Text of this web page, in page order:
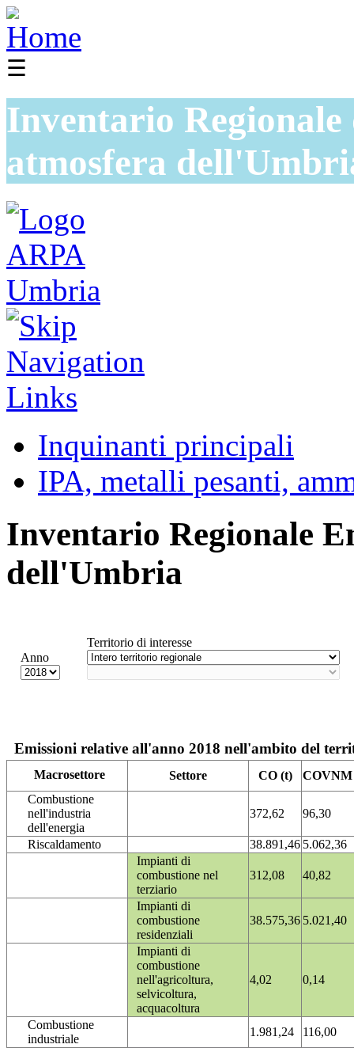
☰
Inventario
atmosfera
Inquinanti principali
IPA, metalli pesanti,
Inventario Regionale
dell'Umbria
Anno
Territorio di interesse
Emissioni relative all'anno 2018 nell'ambito del
Macrosettore Settore CO (t)
COVNM
Combustione
nell'industria
dell'energia
372,62 96,30
Riscaldamento 38.891,46 5.062,36
Impianti di
combustione nel
terziario
312,08 40,82
Impianti di
combustione
residenziali
38.575,36 5.021,40
Impianti di
combustione
nell'agricoltura,
selvicoltura,
acquacoltura
4,02 0,14
Combustione
industriale
1.981,24
116,00